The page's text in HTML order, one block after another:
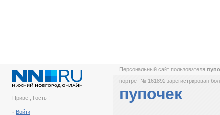
Привет, Гость !
- Войти
Персональный сайт пользователя
портрет № 161892 зарегистрирован
пупочек